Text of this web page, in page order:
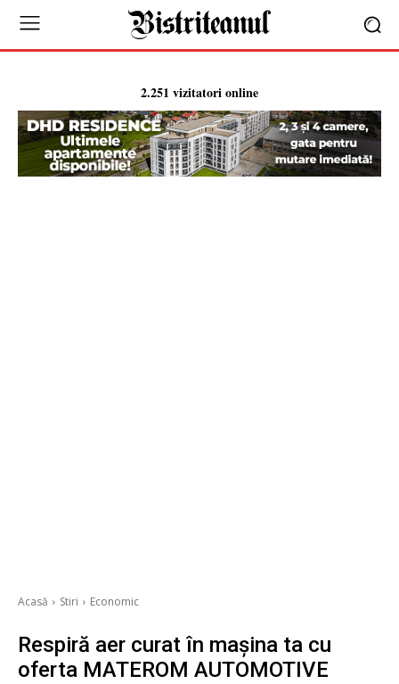
2.251 vizitatori online
Acasă Stiri Economic
Respiră aer curat în mașina ta cu
oferta MATEROM AUTOMOTIVE